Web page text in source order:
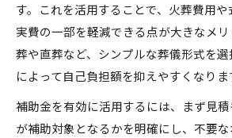
す。これを活用することで、火葬費用
実費の一部を軽減できる点が大きなメ
葬や直葬など、シンプルな葬儀形式を
によって自己負担額を抑えやすくなりま
補助金を有効に活用するには、まず見
が補助対象となるかを明確にし、不要